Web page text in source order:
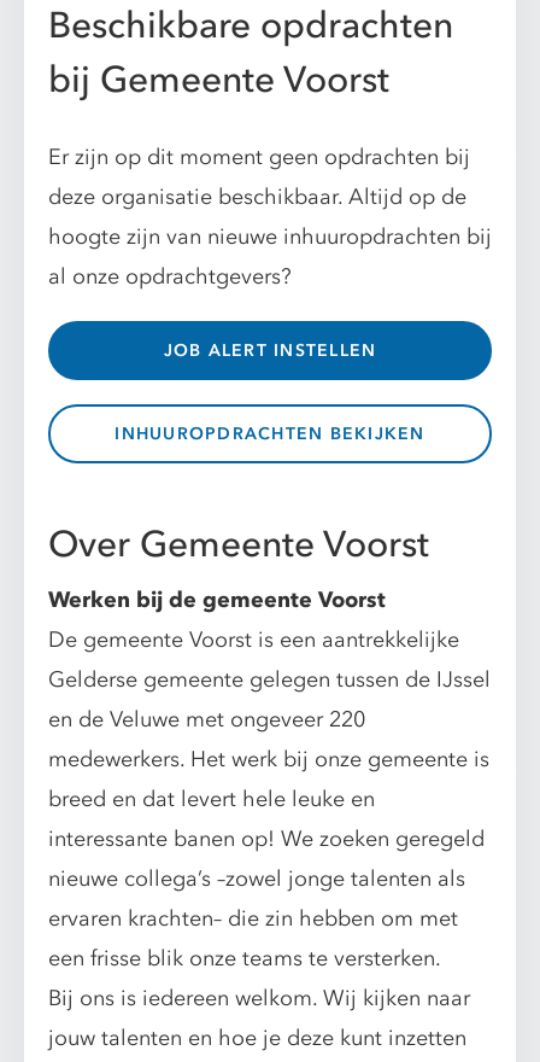
Beschikbare opdrachten
bij Gemeente Voorst
Er zijn op dit moment geen opdrachten bij
deze organisatie beschikbaar. Altijd op de
hoogte zijn van nieuwe inhuuropdrachten bij
al onze opdrachtgevers?
JOB ALERT INSTELLEN
INHUUROPDRACHTEN BEKIJKEN
Over Gemeente Voorst
Werken bij de gemeente Voorst
De gemeente Voorst is een aantrekkelijke
Gelderse gemeente gelegen tussen de IJssel
en de Veluwe met ongeveer 220
medewerkers. Het werk bij onze gemeente is
breed en dat levert hele leuke en
interessante banen op! We zoeken geregeld
nieuwe collega’s –zowel jonge talenten als
ervaren krachten– die zin hebben om met
een frisse blik onze teams te versterken.
Bij ons is iedereen welkom. Wij kijken naar
jouw talenten en hoe je deze kunt inzetten